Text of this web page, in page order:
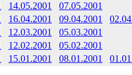
14.05.2001
07.05.2001
16.04.2001 09.04.2001
12.03.2001
05.03.2001
12.02.2001
05.02.2001
15.01.2001 08.01.2001